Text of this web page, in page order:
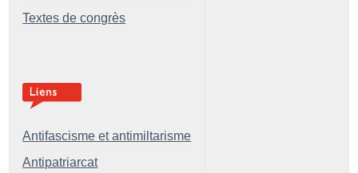
Textes de congrès
Antifascisme et antimiltarisme
Antipatriarcat